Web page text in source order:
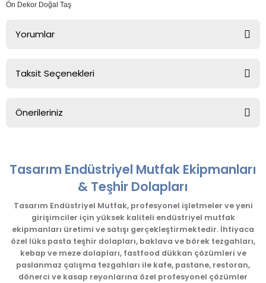
Ön Dekor Doğal Taş
Yorumlar
Taksit Seçenekleri
Önerileriniz
kullanarak tarafımıza iletebilirsiniz.
Görüş ve önerileriniz için teşekkür ederiz.
Ürün resmi kalitesiz, bozuk veya görüntülenemiyor.
Ürün açıklamasında eksik bilgiler bulunuyor.
Ürün bilgilerinde hatalar bulunuyor.
Ürün fiyatı diğer sitelerden daha pahalı.
Bu ürüne benzer farklı alternatifler olmalı.
Tasarım Endüstriyel Mutfak Ekipmanları
& Teşhir Dolapları
Tasarım Endüstriyel Mutfak, profesyonel işletmeler ve yeni
girişimciler için yüksek kaliteli endüstriyel mutfak
ekipmanları üretimi ve satışı gerçekleştirmektedir. İhtiyaca
özel lüks pasta teşhir dolapları, baklava ve börek tezgahları,
kebap ve meze dolapları, fastfood dükkan çözümleri ve
paslanmaz çalışma tezgahları ile kafe, pastane, restoran,
dönerci ve kasap reyonlarına özel profesyonel çözümler